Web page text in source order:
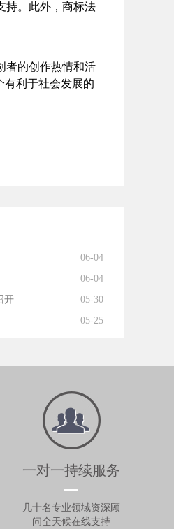
持。此外，商标法
者的创作热情和活
有利于社会发展的
06-04
06-04
开
05-30
05-25
一对一持续服务
几十名专业领域资深顾
问全天候在线支持